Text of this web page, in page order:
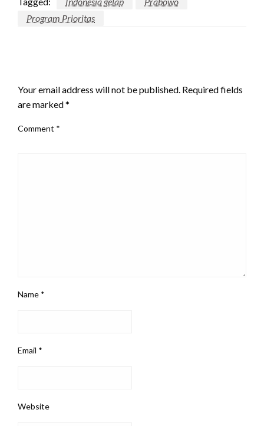
Program Prioritas
Your email address will not be published. Required fields
are marked*
Comment *
Name *
Email *
Website